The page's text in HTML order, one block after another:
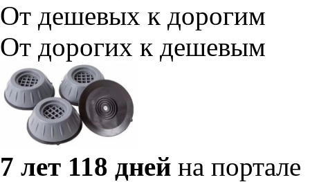
От дешевых к дорогим
От дорогих к дешевым
7 лет 118 дней на портале